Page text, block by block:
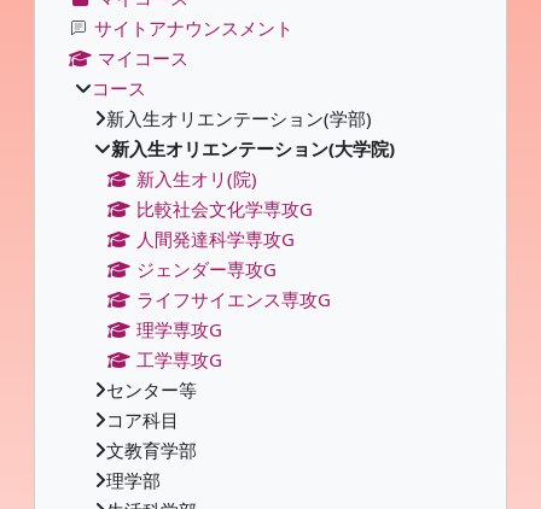
サイトアナウンスメント
マイコース
コース
新入生オリエンテーション(学部)
新入生オリエンテーション(大学院)
新入生オリ(院)
比較社会文化学専攻G
人間発達科学専攻G
ジェンダー専攻G
ライフサイエンス専攻G
理学専攻G
工学専攻G
センター等
コア科目
文教育学部
理学部